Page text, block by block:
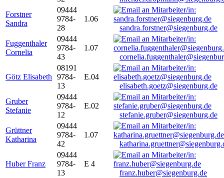
Forstner
Sandra
09444
9784-
28
1.06
sandra.forstner@siegenburg.de
Fuggenthaler
Cornelia
09444
9784-
43
1.07
Götz Elisabeth
08191
9784-
13
E.04
elisabeth.goetz@siegenburg.de
Gruber
Stefanie
09444
9784-
12
E.02
stefanie.gruber@siegenburg.de
Grüttner
Katharina
09444
9784-
42
1.07
Huber Franz
09444
9784-
13
E 4
franz.huber@siegenburg.de